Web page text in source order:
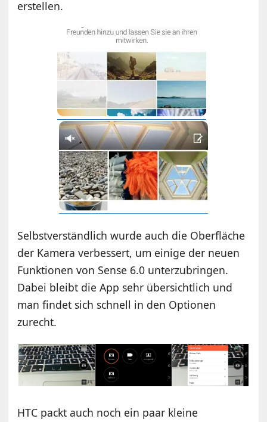
erstellen.
Selbstverständlich wurde auch die Oberfläche
der Kamera verbessert, um einige der neuen
Funktionen von Sense 6.0 unterzubringen.
Dabei bleibt die App sehr übersichtlich und
man findet sich schnell in den Optionen
zurecht.
HTC packt auch noch ein paar kleine